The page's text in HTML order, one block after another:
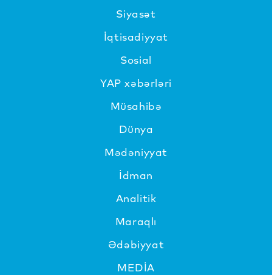
Siyasət
İqtisadiyyat
Sosial
YAP xəbərləri
Müsahibə
Dünya
Mədəniyyat
İdman
Analitik
Maraqlı
Ədəbiyyat
MEDİA